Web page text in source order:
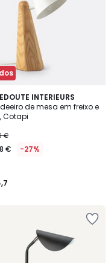
INTERIEURS
de mesa em freixo e
Cotapi
€
€ -27%